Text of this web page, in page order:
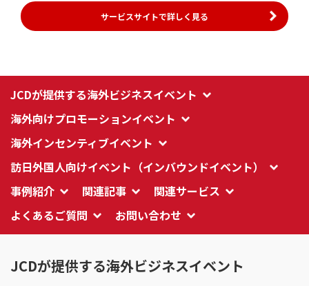
サービスサイトで詳しく見る
JCDが提供する海外ビジネスイベント
海外向けプロモーションイベント
海外インセンティブイベント
訪日外国人向けイベント（インバウンドイベント）
事例紹介
関連記事
関連サービス
よくあるご質問
お問い合わせ
JCDが提供する海外ビジネスイベント